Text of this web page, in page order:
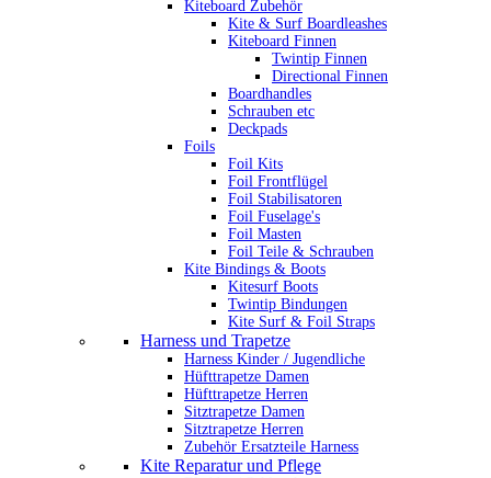
Kiteboard Zubehör
Kite & Surf Boardleashes
Kiteboard Finnen
Twintip Finnen
Directional Finnen
Boardhandles
Schrauben etc
Deckpads
Foils
Foil Kits
Foil Frontflügel
Foil Stabilisatoren
Foil Fuselage's
Foil Masten
Foil Teile & Schrauben
Kite Bindings & Boots
Kitesurf Boots
Twintip Bindungen
Kite Surf & Foil Straps
Harness und Trapetze
Harness Kinder / Jugendliche
Hüfttrapetze Damen
Hüfttrapetze Herren
Sitztrapetze Damen
Sitztrapetze Herren
Zubehör Ersatzteile Harness
Kite Reparatur und Pflege